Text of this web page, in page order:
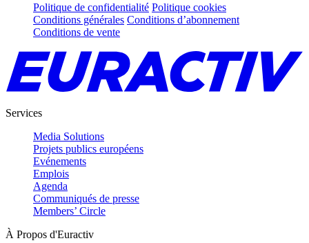
Politique de confidentialité Politique cookies
Conditions générales Conditions d’abonnement
Conditions de vente
Services
Media Solutions
Projets publics européens
Evénements
Emplois
Agenda
Communiqués de presse
Members’ Circle
À Propos d'Euractiv